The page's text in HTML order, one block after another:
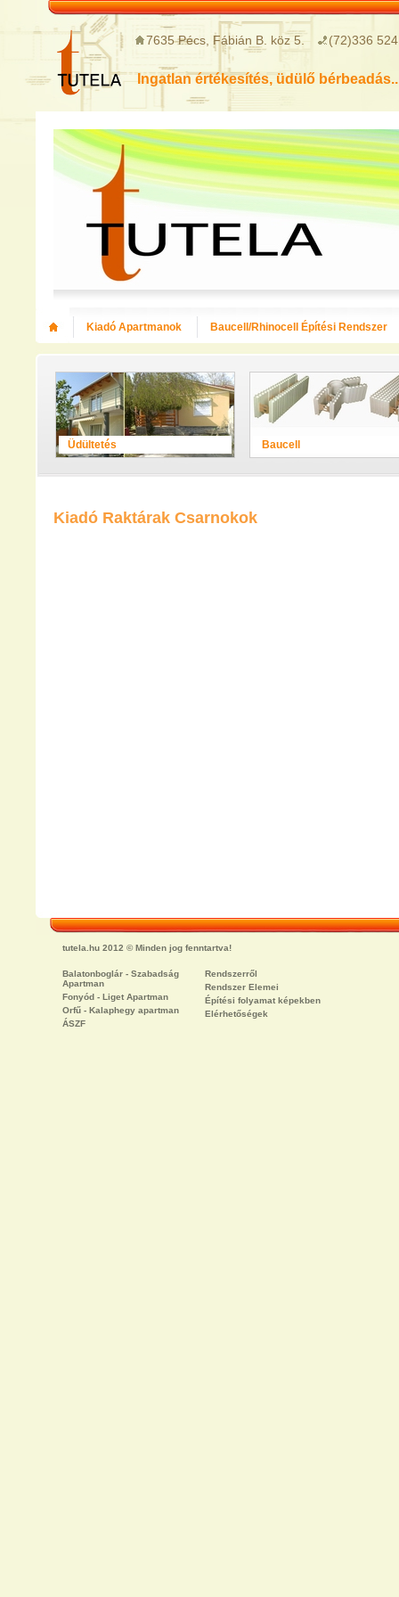
7635 Pécs, Fábián B. köz 5. (72)336 524
Ingatlan értékesítés, üdülő
Kiadó Apartmanok Baucell/Rhinocell Építési Rendszer
Üdültetés Baucell
Kiadó Raktárak Csarnokok
tutela.hu 2012 © Minden jog fenntartva!
Balatonboglár - Szabadság
Apartman
Fonyód - Liget Apartman
Orfű - Kalaphegy apartman
ÁSZF
Rendszerről
Rendszer Elemei
Építési folyamat képekben
Elérhetőségek